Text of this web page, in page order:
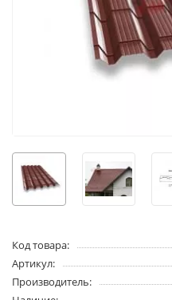
Код товара:
Артикул:
Производитель: